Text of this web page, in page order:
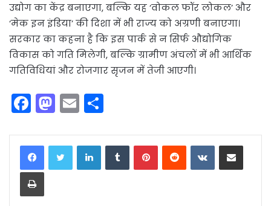
उद्योग का केंद्र बनाएगा, बल्कि यह ‘वोकल फॉर लोकल’ और
‘मेक इन इंडिया’ की दिशा में भी राज्य को अग्रणी बनाएगा।
सरकार का कहना है कि इस पार्क से न सिर्फ औद्योगिक
विकास को गति मिलेगी, बल्कि ग्रामीण अंचलों में भी आर्थिक
गतिविधियां और रोजगार सृजन में तेजी आएगी।
F
a
c
e
b
o
M
a
st
o
o
E
m
ai ar
LinkedInTumblrPinterestReddit VKontakteShare via Email
Print